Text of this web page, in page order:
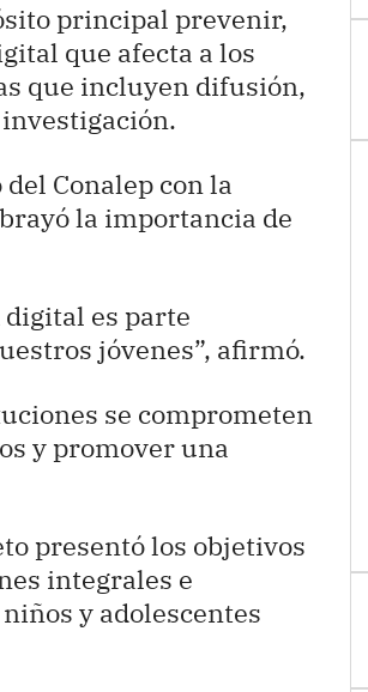
principal prevenir,
que afecta a los
que incluyen difusión,
Conalep con la
la importancia de
digital es parte
jóvenes”, afirmó.
se comprometen
y promover una
presentó los objetivos
integrales e
y adolescentes